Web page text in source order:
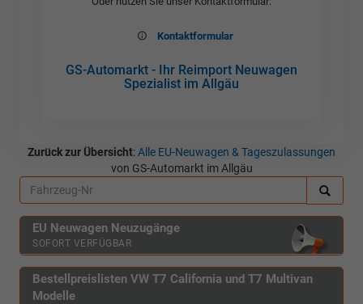
Kontaktformular
GS-Automarkt - Ihr Reimport Neuwagen
Spezialist im Allgäu
Zurück zur Übersicht:Alle EU-Neuwagen & Tageszulassungen
von GS-Automarkt im Allgäu
EU Neuwagen Neuzugänge
SOFORT VERFÜGBAR
Bestellpreislisten VW T7 California und T7 Multivan
Modelle